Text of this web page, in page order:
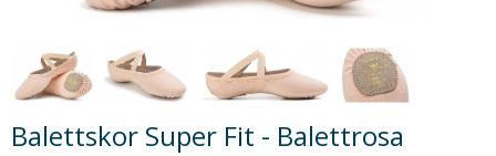
Balettskor Super Fit - Balettrosa